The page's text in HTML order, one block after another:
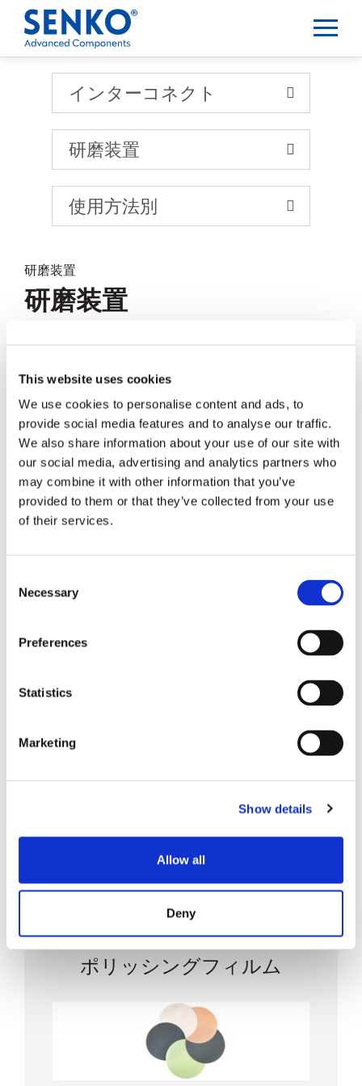
This website uses cookies
We use cookies to personalise content and ads, to
provide social media features and to analyse our traffic.
We also share information about your use of our site with
our social media, advertising and analytics partners who
may combine it with other information that you’ve
provided to them or that they’ve collected from your use
of their services.
Selection
Necessary
Preferences
Statistics
Marketing
Show details
Allow all
Deny
インターコネクト
インターコネクト
研磨装置
使用方法別
研磨装置
研磨装置
長寿命
安定した研磨結果
使いやすいように色分けされている
精密研削加工と成形
ポリッシングフィルム